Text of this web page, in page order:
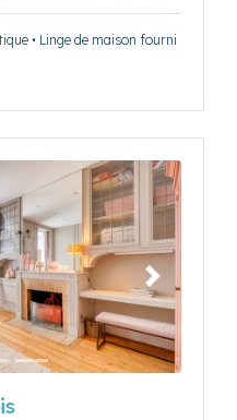
• Linge de maison fourni
Suivant